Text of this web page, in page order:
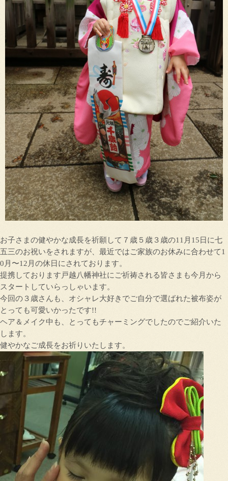
お子さまの健やかな成長を祈願して７歳５歳３歳の11月15日に七
五三のお祝いをされますが、最近ではご家族のお休みに合わせて1
0月〜12月の休日にされております。
提携しております戸越八幡神社にご祈祷される皆さまも今月から
スタートしていらっしゃいます。
今回の３歳さんも、オシャレ大好きでご自分で選ばれた被布姿が
とっても可愛いかったです!!︎
ヘア＆メイク中も、とってもチャーミングでしたのでご紹介いた
します。
健やかなご成長をお祈りいたします。